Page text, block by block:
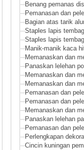
Benang pemanas
Pemanasan dan
Bagian atas tarik
Staples lapis
Staples lapis
Manik-manik kaca
Memanaskan dan
Panaskan lelehan
Memanaskan dan
Memanaskan dan
Pemanasan dan
Pemanasan dan
Memanaskan dan
Panaskan lelehan
Pemanasan dan
Perlengkapan
Cincin kuningan